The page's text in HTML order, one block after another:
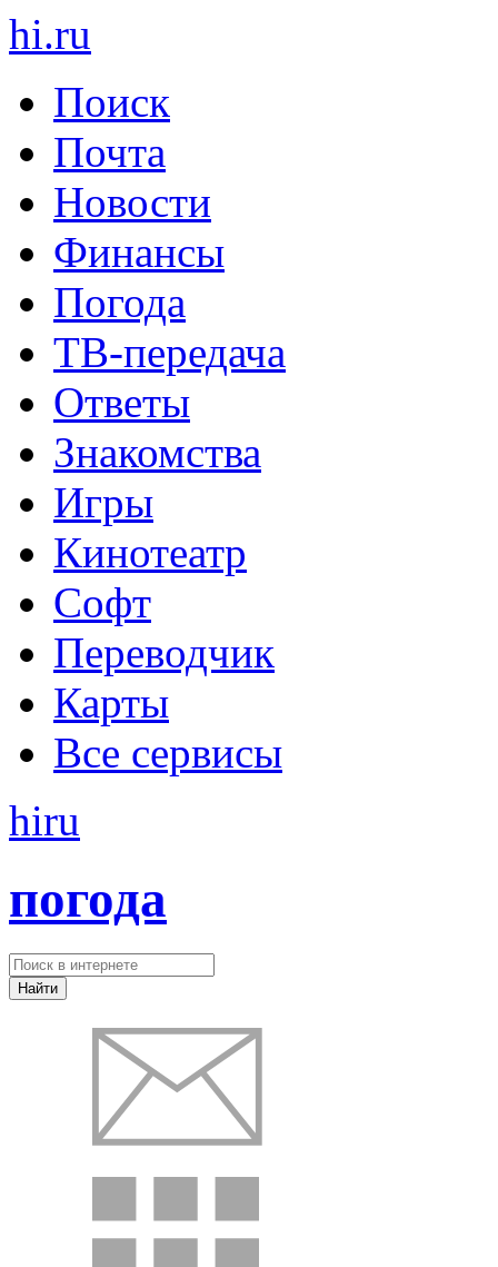
hi.ru
Поиск
Почта
Новости
Финансы
Погода
ТВ-передача
Ответы
Знакомства
Игры
Кинотеатр
Софт
Переводчик
Карты
Все сервисы
hiru
погода
Найти